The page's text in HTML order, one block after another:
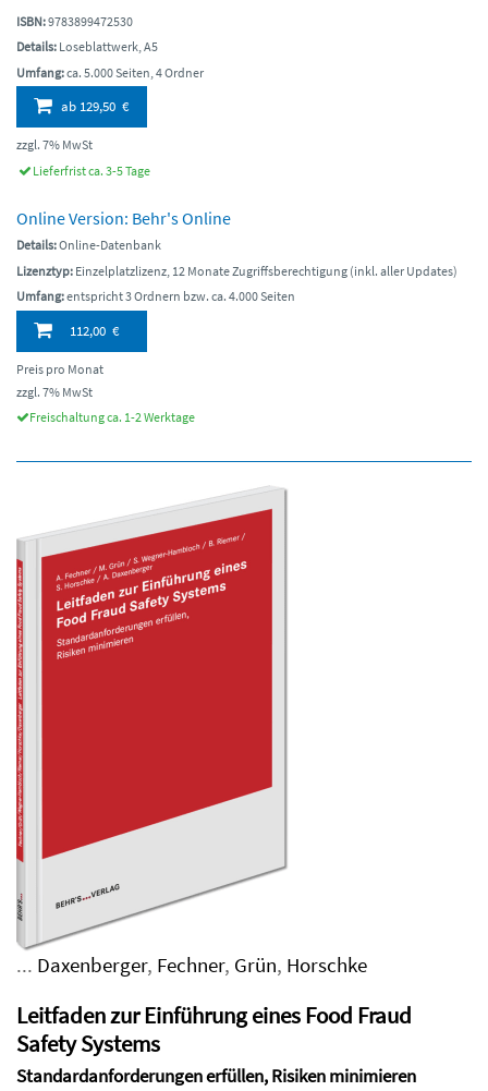
ISBN:9783899472530
Details: Loseblattwerk, A5
Umfang:ca. 5.000 Seiten, 4 Ordner
ab129,50 €
zzgl. 7% MwSt
Lieferfrist ca. 3-5 Tage
Online Version: Behr's Online
Details:Online-Datenbank
Lizenztyp: Einzelplatzlizenz, 12 Monate Zugriffsberechtigung (inkl. aller Updates)
Umfang:entspricht 3 Ordnern bzw. ca. 4.000 Seiten
112,00 €
Preis pro Monat
zzgl. 7% MwSt
Freischaltung ca. 1-2 Werktage
... Daxenberger, Fechner, Grün, Horschke
Leitfaden zur Einführung eines Food Fraud
Safety Systems
Standardanforderungen erfüllen, Risiken minimieren